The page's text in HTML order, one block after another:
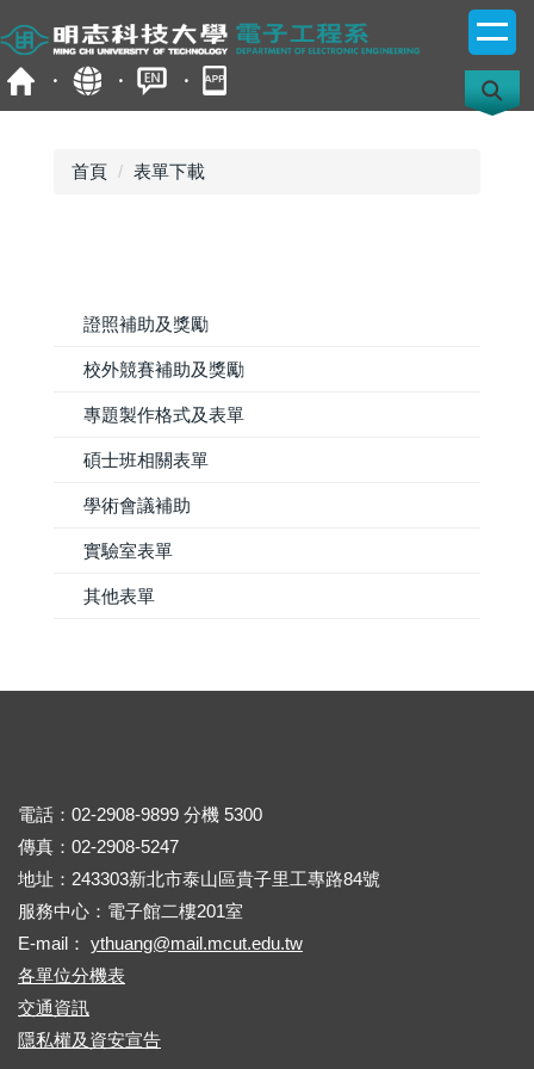
到
主
要
首頁 表單下載
證照補助及獎勵
校外競賽補助及獎勵
專題製作格式及表單
碩士班相關表單
學術會議補助
實驗室表單
其他表單
電話：02-2908-9899 分機 5300
傳真：02-2908-5247
地址：243303新北市泰山區貴子里工專路84號
服務中心：電子館二樓201室
E-mail： ythuang@mail.mcut.edu.tw
各單位分機表
交通資訊
隱私權及資安宣告